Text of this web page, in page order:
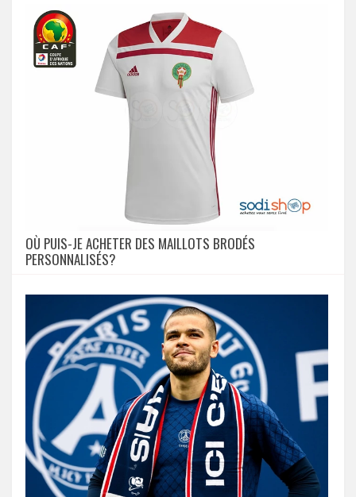
OÙ PUIS-JE ACHETER DES MAILLOTS BRODÉS
PERSONNALISÉS?